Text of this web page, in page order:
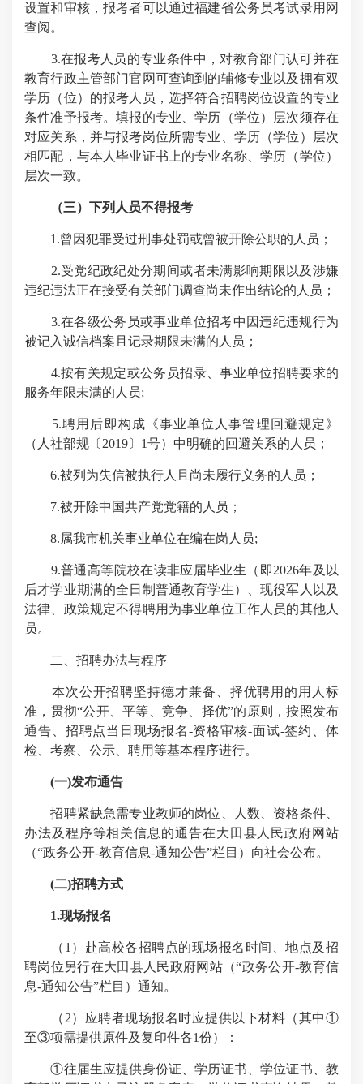
设置和审核，报考者可以通过福建省公务员考试录用网
查阅。
3.在报考人员的专业条件中，对教育部门认可并在
教育行政主管部门官网可查询到的辅修专业以及拥有双
学历（位）的报考人员，选择符合招聘岗位设置的专业
条件准予报考。填报的专业、学历（学位）层次须存在
对应关系，并与报考岗位所需专业、学历（学位）层次
相匹配，与本人毕业证书上的专业名称、学历（学位）
层次一致。
（三）下列人员不得报考
1.曾因犯罪受过刑事处罚或曾被开除公职的人员；
2.受党纪政纪处分期间或者未满影响期限以及涉嫌
违纪违法正在接受有关部门调查尚未作出结论的人员；
3.在各级公务员或事业单位招考中因违纪违规行为
被记入诚信档案且记录期限未满的人员；
4.按有关规定或公务员招录、事业单位招聘要求的
服务年限未满的人员;
5.聘用后即构成《事业单位人事管理回避规定》
（人社部规〔 2019〕 1号）中明确的回避关系的人员；
6.被列为失信被执行人且尚未履行义务的人员；
7.被开除中国共产党党籍的人员；
8.属我市机关事业单位在编在岗人员;
9.普通高等院校在读非应届毕业生（即2026年及以
后才学业期满的全日制普通教育学生）、现役军人以及
法律、政策规定不得聘用为事业单位工作人员的其他人
员。
二、招聘办法与程序
本次公开招聘坚持德才兼备、择优聘用的用人标
准，贯彻“公开、平等、竞争、择优”的原则，按照发布
通告、招聘点当日现场报名-资格审核-面试-签约、体
检、考察、公示、聘用等基本程序进行。
(一)发布通告
招聘紧缺急需专业教师的岗位、人数、资格条件、
办法及程序等相关信息的通告在大田县人民政府网站
（“政务公开-教育信息-通知公告”栏目）向社会公布。
(二)招聘方式
1.现场报名
（ 1 ）赴高校各招聘点的现场报名时间、地点及招
聘岗位另行在大田县人民政府网站（“政务公开-教育信
息-通知公告”栏目）通知。
（ 2）应聘者现场报名时应提供以下材料（其中①
至③项需提供原件及复印件各1份）：
①往届生应提供身份证、学历证书、学位证书、教